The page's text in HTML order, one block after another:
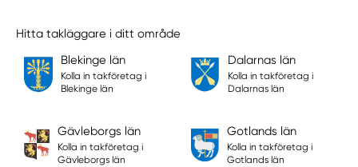
Hitta takläggare i ditt område
Blekinge län
Kolla in takföretag i
Blekinge län
Dalarnas län
Kolla in takföretag i
Dalarnas län
Gävleborgs län
Kolla in takföretag i
Gävleborgs län
Gotlands län
Kolla in takföretag i
Gotlands län